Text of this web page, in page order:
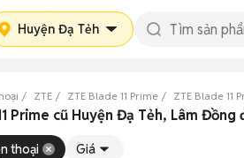
Huyện Đạ Tẻh
ZTE ZTE Blade 11 Prime ZTE Blade 11
Prime cũ Huyện Đạ Tẻh, Lâm Đồng
thoại Giá